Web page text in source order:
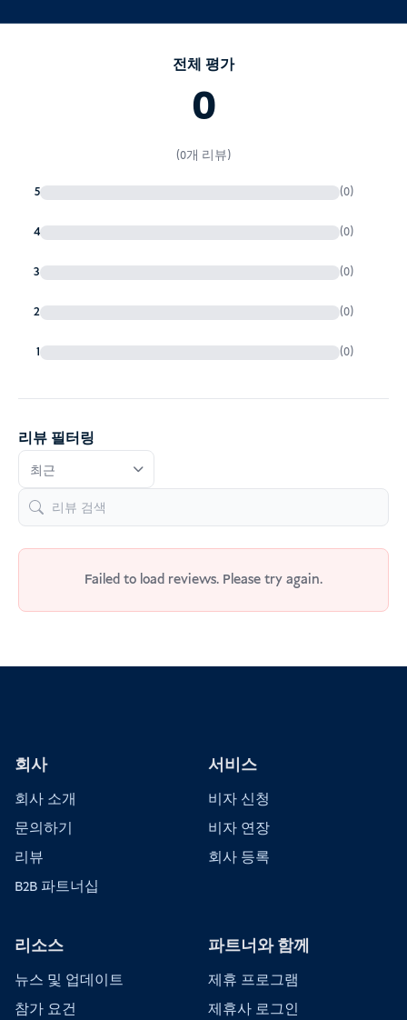
전체 평가
0
(0개 리뷰)
5 (0)
4 (0)
3 (0)
2 (0)
1 (0)
리뷰 필터링
Failed to load reviews. Please try again.
회사
회사 소개
문의하기
리뷰
B2B 파트너십
서비스
비자 신청
비자 연장
회사 등록
리소스
뉴스 및 업데이트
참가 요건
파트너와 함께
제휴 프로그램
제휴사 로그인